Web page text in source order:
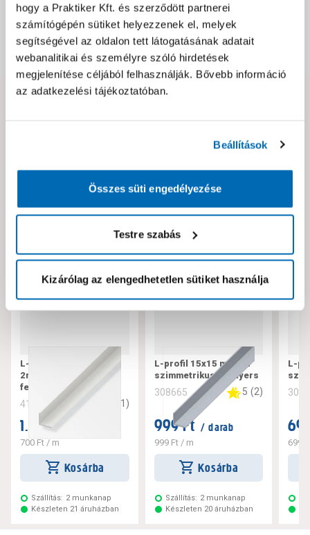
hogy a Praktiker Kft. és szerződött partnerei
számítógépén sütiket helyezzenek el, melyek
segítségével az oldalon tett látogatásának adatait
webanalitikai és személyre szóló hirdetések
megjelenítése céljából felhasználják. Bővebb információ
az adatkezelési tájékoztatóban.
Beállítások
Összes süti engedélyezése
Testre szabás
Kizárólag az elengedhetetlen sütiket használja
Csomagolási és súly információk
Dokumentumok, felelős személy
Neked ajánljuk!
L-profil 20x20x1,5 mm
2m szimmetrikus pvc
fehér
412377 1 )
1.399 Ft
700 Ft / m
Kosárba
Szállítás: 2 munkanap
Készleten 21 áruházban
L-profil 15x15 mm 1m
szimmetrikus alu nyers
308665 5 (2)
999 Ft / darab
999 Ft/ m
Kosárba
Szállítás: 2 munkanap
Készleten 20 áruházban
L-
699